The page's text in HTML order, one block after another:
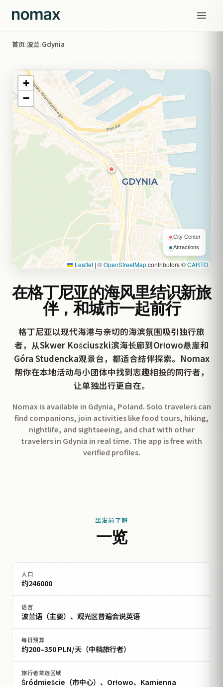
首页›波兰›Gdynia
在格丁尼亚的海风里结识新旅
伴，和城市一起前行
格丁尼亚以现代海港与亲切的海滨氛围吸引独行旅
者，从Skwer Kościuszki滨海长廊到Orłowo悬崖和
Góra Studencka观景台，都适合结伴探索。Nomax
帮你在本地活动与小团体中找到志趣相投的同行者，
让单独出行更自在。
Nomax is available in Gdynia, Poland. Solo travelers can
find companions, join activities like food tours, hiking,
nightlife, and sightseeing, and chat with other
travelers in Gdynia in real time. The app is free with
verified profiles.
+
−
City Center
Attractions
Leaflet | ©OpenStreetMapcontributors ©CARTO
出发前了解
一览
人口
约246000
语言
波兰语（主要）、观光区普遍会说英语
每日预算
约200–350 PLN/天（中档旅行者）
旅行者首选区域
Śródmieście（市中心）、Orłowo、Kamienna